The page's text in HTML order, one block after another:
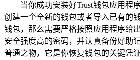
当你成功安装好Trust钱包应用程
创建一个全新的钱包或者导入已有的
钱包，那么需要严格按照应用程序给
安全强度高的密码，并认真备份好助
普通之物，它是你恢复钱包的关键凭